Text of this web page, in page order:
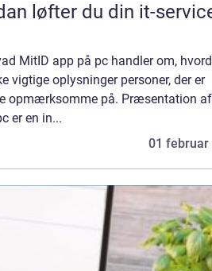
løfter du din it-
MitID app på pc handler om,
vigtige oplysninger personer, der er
opmærksomme på. Præsentation af
er en in...
01 februar